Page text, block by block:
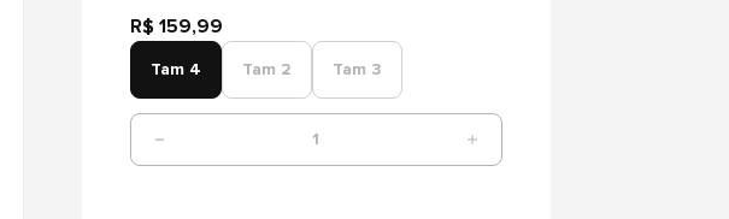
R$ 159,99
Tam 4 Tam 2 Tam 3
1